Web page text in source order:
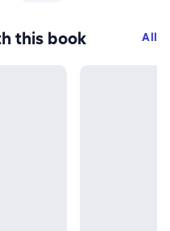
this book All